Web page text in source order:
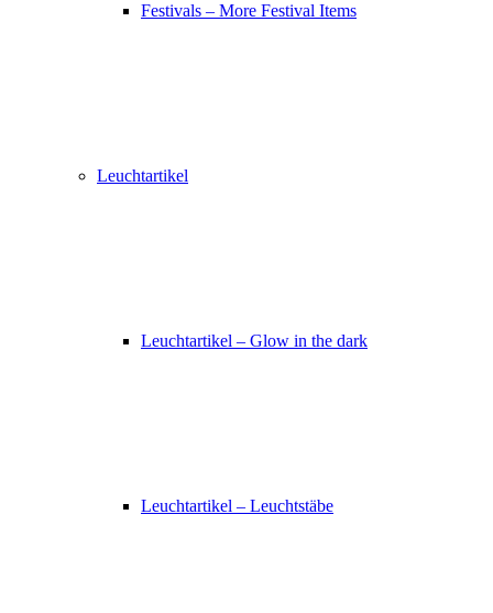
Festivals – More Festival Items
Leuchtartikel
Leuchtartikel – Glow in the dark
Leuchtartikel – Leuchtstäbe